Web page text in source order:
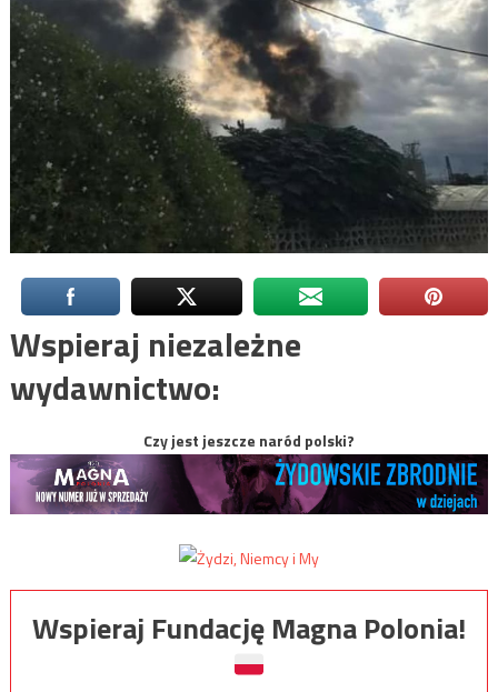
Wspieraj niezależne
wydawnictwo:
Czy jest jeszcze naród polski?
Wspieraj Fundację Magna Polonia!